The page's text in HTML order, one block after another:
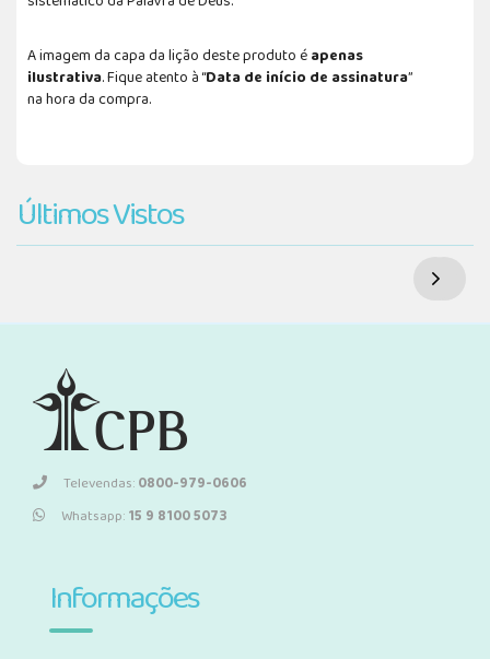
A imagem da capa da lição deste produto éapenas
ilustrativa. Fique atento à “Data de início de assinatura”
na hora da compra.
Últimos Vistos
Televendas:0800-979-0606
Whatsapp:15 9 8100 5073
Informações